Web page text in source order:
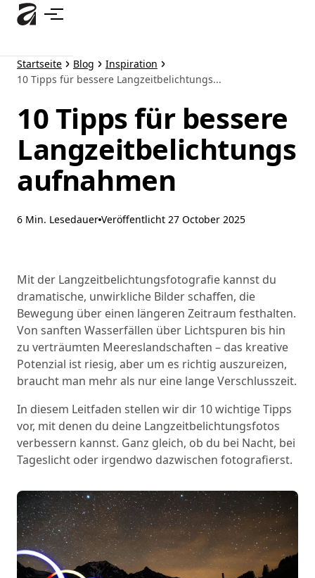
Zum
Hauptinhalt
Startseite Blog
Inspiration
10 Tipps für bessere Langzeitbelichtungs...
10 Tipps für bessere
Langzeitbelichtungs
aufnahmen
6 Min. Lesedauer Veröffentlicht 27 October 2025
Mit der Langzeitbelichtungsfotografie kannst du
dramatische, unwirkliche Bilder schaffen, die
Bewegung über einen längeren Zeitraum festhalten.
Von sanften Wasserfällen über Lichtspuren bis hin
zu verträumten Meereslandschaften – das kreative
Potenzial ist riesig, aber um es richtig auszureizen,
braucht man mehr als nur eine lange Verschlusszeit.
In diesem Leitfaden stellen wir dir 10 wichtige Tipps
vor, mit denen du deine Langzeitbelichtungsfotos
verbessern kannst. Ganz gleich, ob du bei Nacht, bei
Tageslicht oder irgendwo dazwischen fotografierst.